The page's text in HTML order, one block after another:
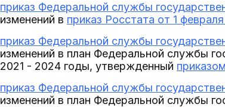
приказ Федеральной службы
изменений в приказ Росстата от 1
приказ Федеральной службы
изменений в план Федеральной службы
2021 - 2024 годы, утвержденный
приказ Федеральной службы
изменений в план Федеральной службы